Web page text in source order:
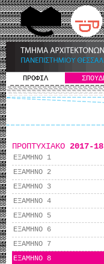
ΠΡΟΦΙΛ
ΠΡΟΠΤΥΧΙΑΚΟ 2017-18
ΕΞΑΜΗΝΟ 1
ΕΞΑΜΗΝΟ 2
ΕΞΑΜΗΝΟ 3
ΕΞΑΜΗΝΟ 4
ΕΞΑΜΗΝΟ 5
ΕΞΑΜΗΝΟ 6
ΕΞΑΜΗΝΟ 7
ΕΞΑΜΗΝΟ 8